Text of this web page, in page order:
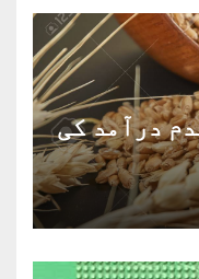
ٹن گندم درآمد کی